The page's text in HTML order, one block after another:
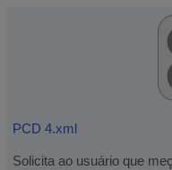
PCD 4.xml
Solicita ao usuário que